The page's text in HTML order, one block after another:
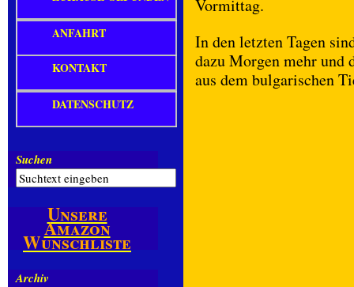
Vormittag.
In den letzten Tagen
dazu Morgen mehr und
aus dem bulgarischen
ANFAHRT
KONTAKT
DATENSCHUTZ
Suchen
Unsere
Amazon
Wunschliste
Archiv